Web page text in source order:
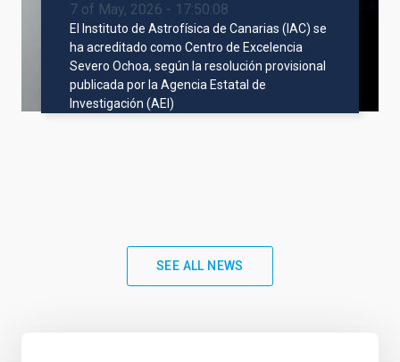
7 of May, 2026 - 17:50:08
El Instituto de Astrofísica de Canarias (IAC) se
ha acreditado como Centro de Excelencia
Severo Ochoa, según la resolución provisional
publicada por la Agencia Estatal de
Investigación (AEI)
SEE ALL NEWS